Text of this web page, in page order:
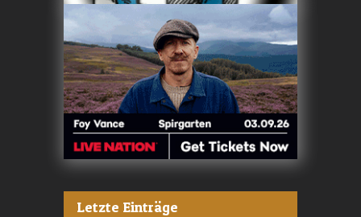
Letzte Einträge